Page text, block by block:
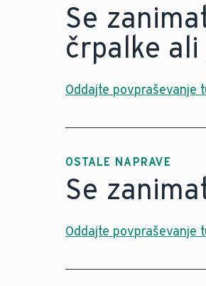
Se
črpalke ali
Oddajte povpraševanje
OSTALE NAPRAVE
Se
Oddajte povpraševanje